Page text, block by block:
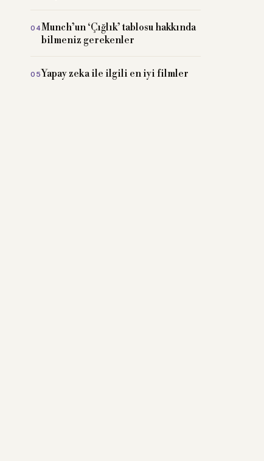
Munch’un ‘Çığlık’ tablosu hakkında
bilmeniz gerekenler
Yapay zeka ile ilgili en iyi filmler